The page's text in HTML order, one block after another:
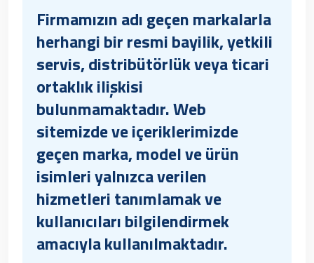
Firmamızın adı geçen markalarla
herhangi bir resmi bayilik, yetkili
servis, distribütörlük veya ticari
ortaklık ilişkisi
bulunmamaktadır. Web
sitemizde ve içeriklerimizde
geçen marka, model ve ürün
isimleri yalnızca verilen
hizmetleri tanımlamak ve
kullanıcıları bilgilendirmek
amacıyla kullanılmaktadır.